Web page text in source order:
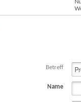
Betreff
Name